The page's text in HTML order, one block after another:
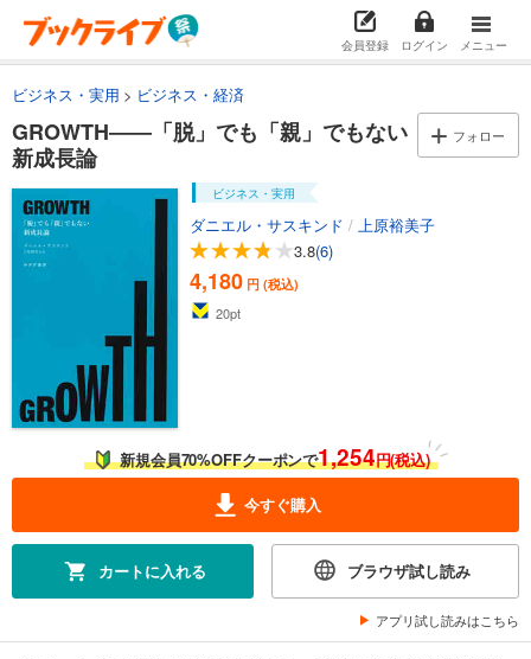
会員登録 ログイン メニュー
ビジネス・実用 ビジネス・経済
GROWTH――「脱」でも「親」でもない
新成長論
フォロー
ビジネス・実用
ダニエル・サスキンド / 上原裕美子
3.8(6)
4,180 円 (税込)
20pt
新規会員70%OFFクーポンで1,254円(税込)
今すぐ購入
カートに入れる ブラウザ試し読み
アプリ試し読みはこちら